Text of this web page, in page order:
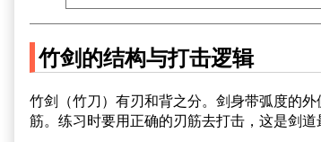
竹剑的结构与打击逻辑
竹剑（竹刀）有刃和背之分。剑身带弧度的
筋。练习时要用正确的刃筋去打击，这是剑